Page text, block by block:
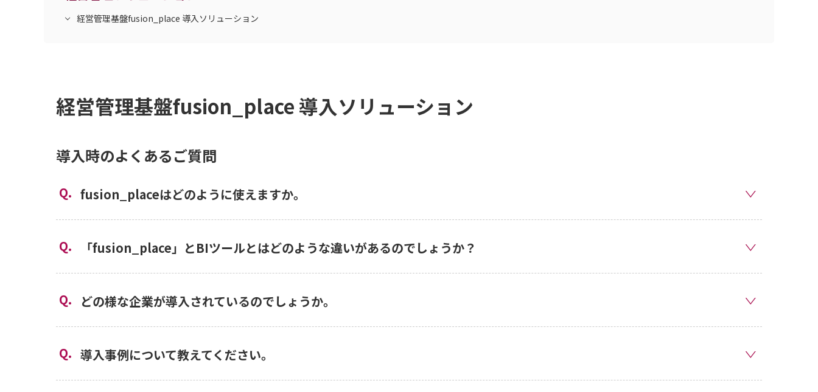
経営管理基盤fusion_place 導入ソリューション
経営管理基盤fusion_place 導入ソリューション
導入時のよくあるご質問
fusion_placeはどのように使えますか。
「fusion_place」とBIツールとはどのような違いがあるのでしょうか？
どの様な企業が導入されているのでしょうか。
導入事例について教えてください。